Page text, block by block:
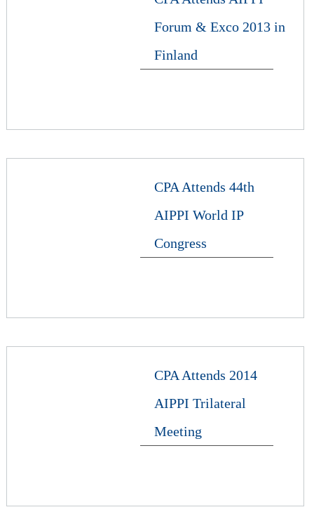
Forum & Exco 2013 in
Finland
CPA Attends 44th
AIPPI World IP
Congress
CPA Attends 2014
AIPPI Trilateral
Meeting